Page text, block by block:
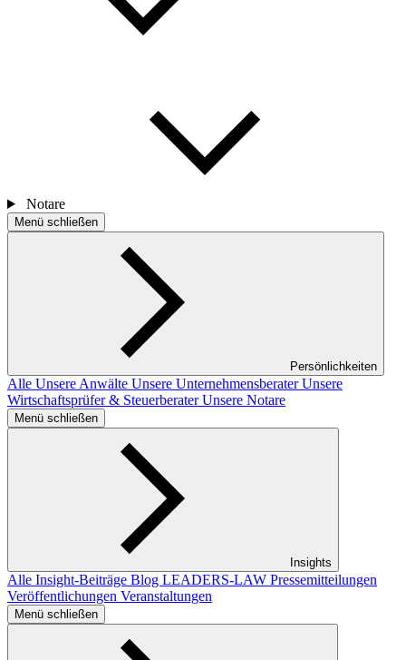
Notare
Menü schließen
Persönlichkeiten
Alle Unsere Anwälte Unsere UnternehmensberaterUnsere
Wirtschaftsprüfer & SteuerberaterUnsere Notare
Menü schließen
Insights
Alle Insight-Beiträge Blog LEADERS-LAW Pressemitteilungen
Veröffentlichungen Veranstaltungen
Menü schließen